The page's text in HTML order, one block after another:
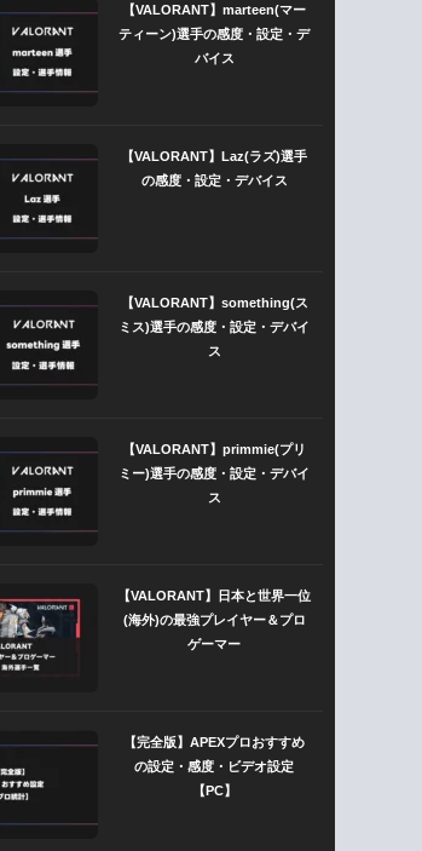
【VALORANT】marteen(マー
ティーン)選手の感度・設定・デ
バイス
【VALORANT】Laz(ラズ)選手
の感度・設定・デバイス
【VALORANT】something(ス
ミス)選手の感度・設定・デバイ
ス
【VALORANT】primmie(プリ
ミー)選手の感度・設定・デバイ
ス
【VALORANT】日本と世界一位
(海外)の最強プレイヤー＆プロ
ゲーマー
【完全版】APEXプロおすすめ
の設定・感度・ビデオ設定
【PC】